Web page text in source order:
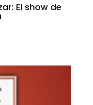
El show de